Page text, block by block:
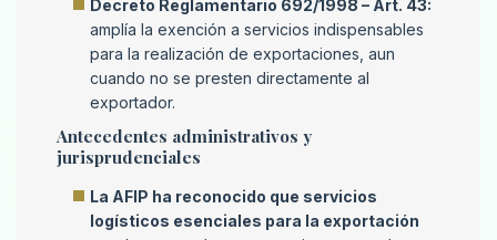
Decreto Reglamentario 692/1998 – Art. 43:
amplía la exención a servicios indispensables
para la realización de exportaciones, aun
cuando no se presten directamente al
exportador.
Antecedentes administrativos y
jurisprudenciales
La AFIP ha reconocido que servicios
logísticos esenciales para la exportación